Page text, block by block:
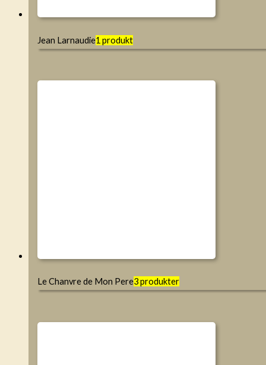
Jean Larnaudie1 produkt
Le Chanvre de Mon Pere3 produkter